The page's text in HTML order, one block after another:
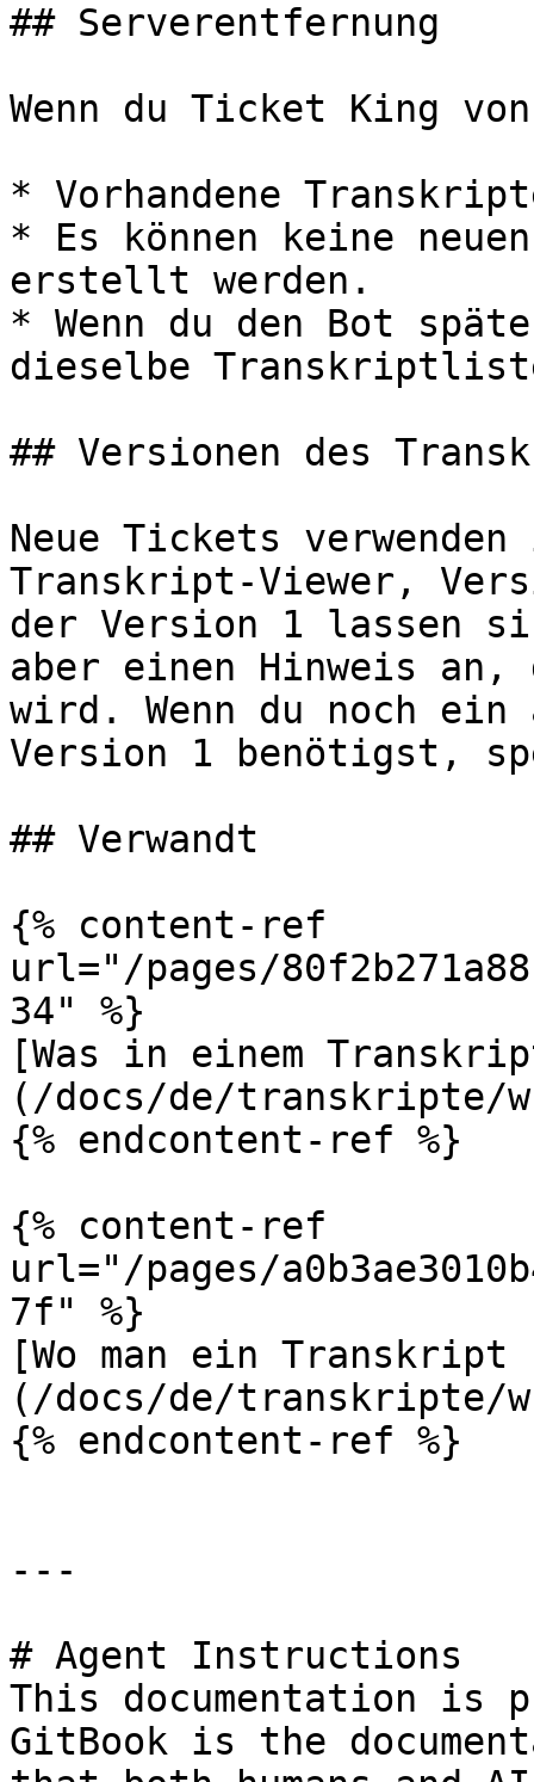
## Serverentfernung
Wenn du Ticket King
* Vorhandene
* Es können keine
erstellt werden.
* Wenn du den Bot
dieselbe
## Versionen des
Neue Tickets
Transkript-Viewer,
der Version 1 lassen
aber einen Hinweis
wird. Wenn du noch
Version 1 benötigst,
## Verwandt
{% content-ref
url="/pages/
34" %}
[Was in einem
(/docs/de/transkripte/
{% endcontent-ref %}
{% content-ref
url="/pages/
7f" %}
[Wo man ein
(/docs/de/transkripte/
{% endcontent-ref %}
---
# Agent Instructions
This documentation is
GitBook is the